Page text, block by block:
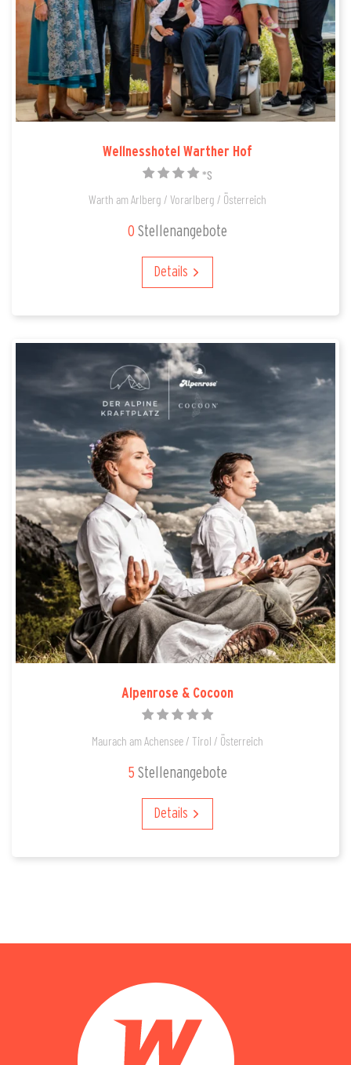
Wellnesshotel Warther Hof
*S
Warth am Arlberg / Vorarlberg / Österreich
0 Stellenangebote
Details
Alpenrose & Cocoon
Maurach am Achensee / Tirol / Österreich
5 Stellenangebote
Details